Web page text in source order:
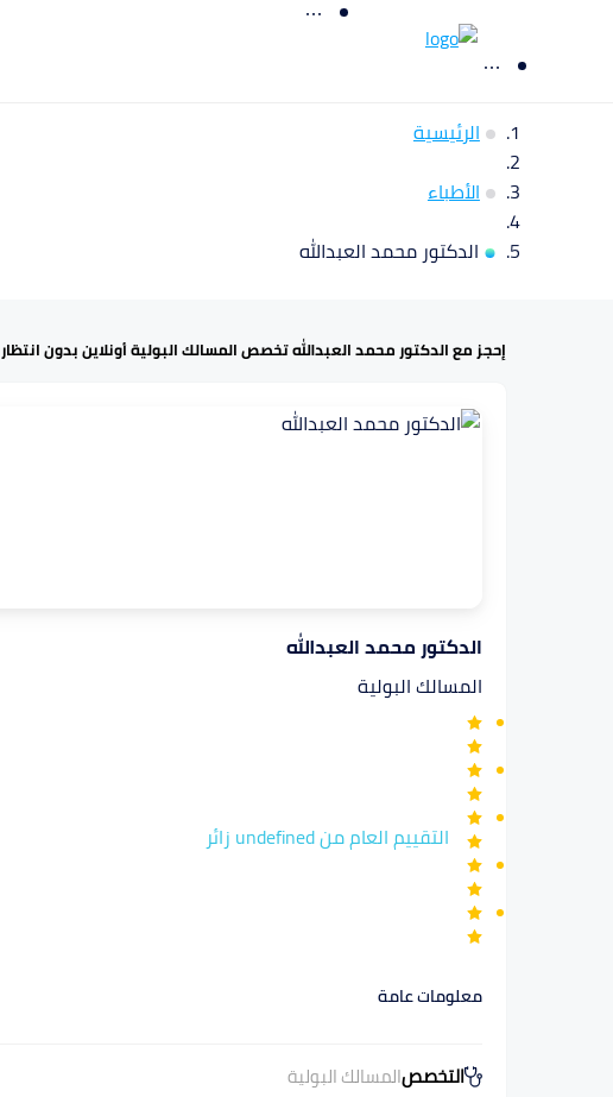
الرئيسية
الأطباء
الدكتور محمد العبدالله
إحجز مع الدكتور محمد العبدالله تخصص المسالك البولية أونلاين بدون انتظار
الدكتور محمد العبدالله
المسالك البولية
التقييم العام من undefined زائر
معلومات عامة
التخصصالمسالك البولية